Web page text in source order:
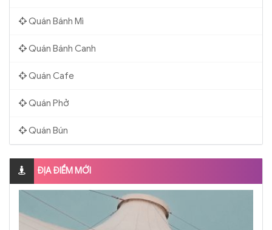
Quán Bánh Mì
Quán Bánh Canh
Quán Cafe
Quán Phở
Quán Bún
ĐỊA ĐIỂM MỚI